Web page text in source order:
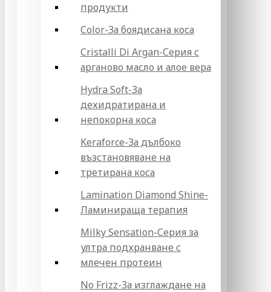
продукти
Color-За боядисана коса
Cristalli Di Argan-Серия с
арганово масло и алое вера
Hydra Soft-За
дехидратирана и
непокорна коса
Keraforce-За дълбоко
възстановяване на
третирана коса
Lamination Diamond Shine-
Ламинираща терапия
Milky Sensation-Серия за
ултра подхранване с
млечен протеин
No Frizz-За изглаждане на